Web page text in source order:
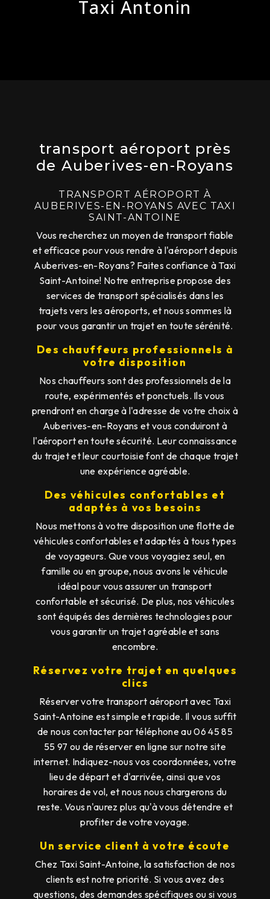
Taxi Antonin
transport aéroport près
de Auberives-en-Royans
TRANSPORT AÉROPORT À
AUBERIVES-EN-ROYANS AVEC TAXI
SAINT-ANTOINE
Vous recherchez un moyen de transport fiable
et efficace pour vous rendre à l'aéroport depuis
Auberives-en-Royans? Faites confiance à Taxi
Saint-Antoine! Notre entreprise propose des
services de transport spécialisés dans les
trajets vers les aéroports, et nous sommes là
pour vous garantir un trajet en toute sérénité.
Des chauffeurs professionnels à
votre disposition
Nos chauffeurs sont des professionnels de la
route, expérimentés et ponctuels. Ils vous
prendront en charge à l'adresse de votre choix à
Auberives-en-Royans et vous conduiront à
l'aéroport en toute sécurité. Leur connaissance
du trajet et leur courtoisie font de chaque trajet
une expérience agréable.
Des véhicules confortables et
adaptés à vos besoins
Nous mettons à votre disposition une flotte de
véhicules confortables et adaptés à tous types
de voyageurs. Que vous voyagiez seul, en
famille ou en groupe, nous avons le véhicule
idéal pour vous assurer un transport
confortable et sécurisé. De plus, nos véhicules
sont équipés des dernières technologies pour
vous garantir un trajet agréable et sans
encombre.
Réservez votre trajet en quelques
clics
Réserver votre transport aéroport avec Taxi
Saint-Antoine est simple et rapide. Il vous suffit
de nous contacter par téléphone au 06 45 85
55 97 ou de réserver en ligne sur notre site
internet. Indiquez-nous vos coordonnées, votre
lieu de départ et d'arrivée, ainsi que vos
horaires de vol, et nous nous chargerons du
reste. Vous n'aurez plus qu'à vous détendre et
profiter de votre voyage.
Un service client à votre écoute
Chez Taxi Saint-Antoine, la satisfaction de nos
clients est notre priorité. Si vous avez des
questions, des demandes spécifiques ou si vous